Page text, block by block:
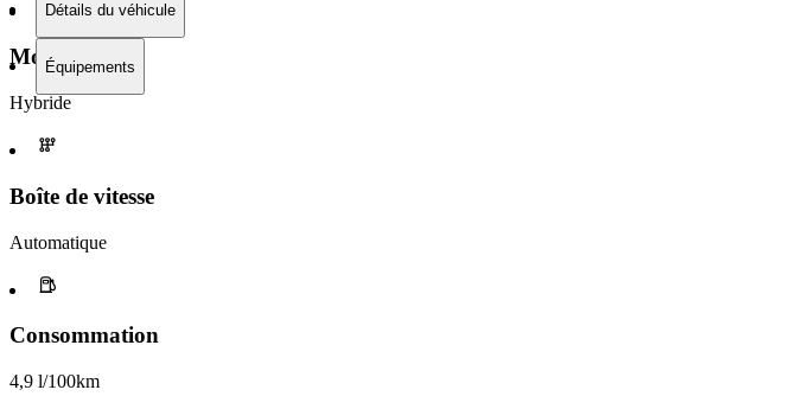
Détails du véhicule
Équipements
Moteur
Hybride
Boîte de vitesse​
Automatique
Consommation
4,9 l/100km